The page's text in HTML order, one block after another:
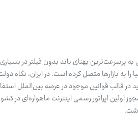
پرسرعت‌ترین پهنای باند بدون فیلتر در
بازارها متصل کرده است. در ایران، نگاه
در قالب قوانین موجود در عرصه بین‌الملل
اولین اپراتور رسمی اینترنت ماهواره‌ای در